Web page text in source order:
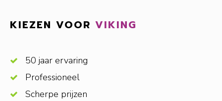
KIEZEN VOOR VIKING
50 jaar ervaring
Professioneel
Scherpe prijzen